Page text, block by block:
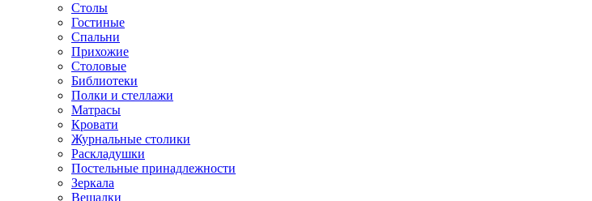
Столы
Гостиные
Спальни
Прихожие
Столовые
Библиотеки
Полки и стеллажи
Матрасы
Кровати
Журнальные столики
Раскладушки
Постельные принадлежности
Зеркала
Вешалки